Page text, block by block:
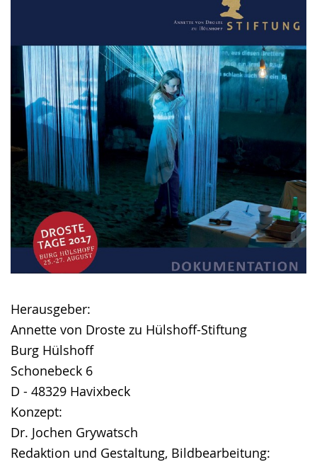
Herausgeber:
Annette von Droste zu Hülshoff-Stiftung
Burg Hülshoff
Schonebeck 6
D - 48329 Havixbeck
Konzept:
Dr. Jochen Grywatsch
Redaktion und Gestaltung, Bildbearbeitung: